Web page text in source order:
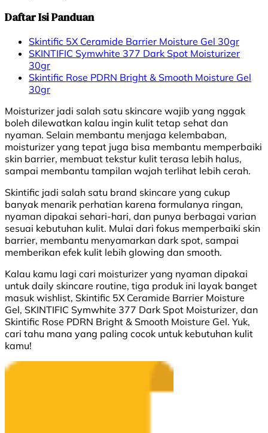
Daftar Isi Panduan
Skintific 5X Ceramide Barrier Moisture Gel 30gr
SKINTIFIC Symwhite 377 Dark Spot Moisturizer
30gr
Skintific Rose PDRN Bright & Smooth Moisture Gel
30gr
Moisturizer jadi salah satu skincare wajib yang nggak
boleh dilewatkan kalau ingin kulit tetap sehat dan
nyaman. Selain membantu menjaga kelembaban,
moisturizer yang tepat juga bisa membantu memperbaiki
skin barrier, membuat tekstur kulit terasa lebih halus,
sampai membantu tampilan wajah terlihat lebih cerah.
Skintific jadi salah satu brand skincare yang cukup
banyak menarik perhatian karena formulanya ringan,
nyaman dipakai sehari-hari, dan punya berbagai varian
sesuai kebutuhan kulit. Mulai dari fokus memperbaiki skin
barrier, membantu menyamarkan dark spot, sampai
memberikan efek kulit lebih glowing dan smooth.
Kalau kamu lagi cari moisturizer yang nyaman dipakai
untuk daily skincare routine, tiga produk ini layak banget
masuk wishlist, Skintific 5X Ceramide Barrier Moisture
Gel, SKINTIFIC Symwhite 377 Dark Spot Moisturizer, dan
Skintific Rose PDRN Bright & Smooth Moisture Gel. Yuk,
cari tahu mana yang paling cocok untuk kebutuhan kulit
kamu!